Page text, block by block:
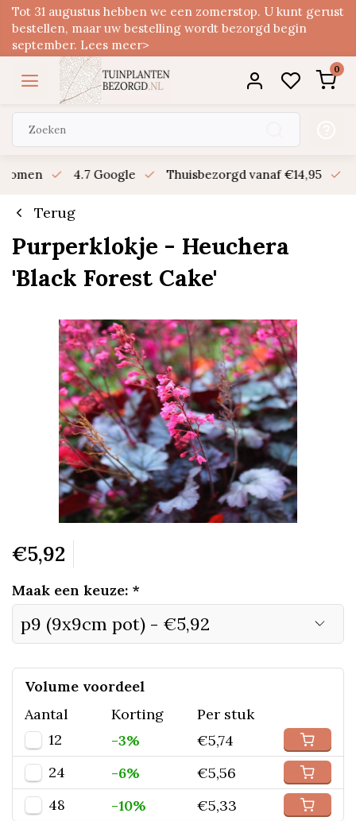
Tot 31 augustus hebben we een zomerstop. U kunt gerust
bestellen, maar uw bestelling wordt bezorgd begin
september. Lees meer>
0
4.7 Google Thuisbezorgd vanaf €14,95
Terug
Purperklokje - Heuchera
'Black Forest Cake'
€5,92
Maak een keuze: *
Volume voordeel
Aantal
Korting
Per stuk
12
-3%
€5,74
24
-6%
€5,56
48
-10% €5,33